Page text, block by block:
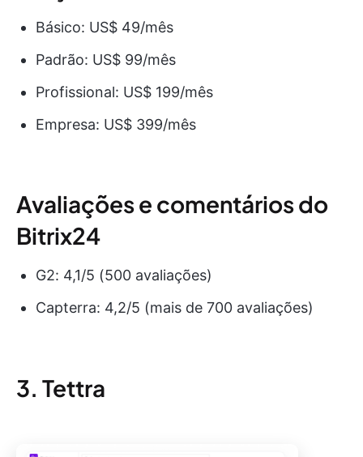
Básico: US$ 49/mês
Padrão: US$ 99/mês
Profissional: US$ 199/mês
Empresa: US$ 399/mês
Avaliações e comentários do
Bitrix24
G2: 4,1/5 (500 avaliações)
Capterra: 4,2/5 (mais de 700 avaliações)
3. Tettra